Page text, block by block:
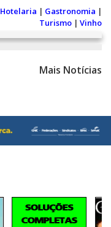
Hotelaria | Gastronomia |
Turismo | Vinho
Mais Notícias